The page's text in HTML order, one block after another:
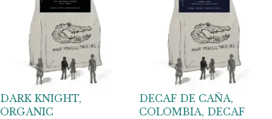
DARK KNIGHT,
ORGANIC
DECAF DE CAÑA,
COLOMBIA, DECAF